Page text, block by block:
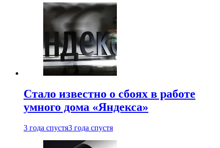
Стало известно о сбоях в работе
умного дома «Яндекса»
3 года спустя3 года спустя